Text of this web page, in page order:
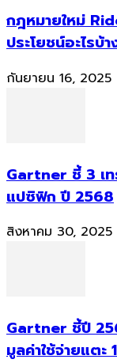
กฎหมายใหม่
ประโยชน์อะไรบ้า
กันยายน 16, 2025
Gartner ชี้ 3 เท
แปซิฟิก ปี 2568
สิงหาคม 30, 2025
Gartner ชี้ปี
มูลค่าใช้จ่ายแต